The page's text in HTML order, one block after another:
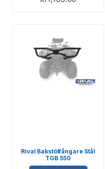
Rival Bakstötfångare Stål
TGB 550